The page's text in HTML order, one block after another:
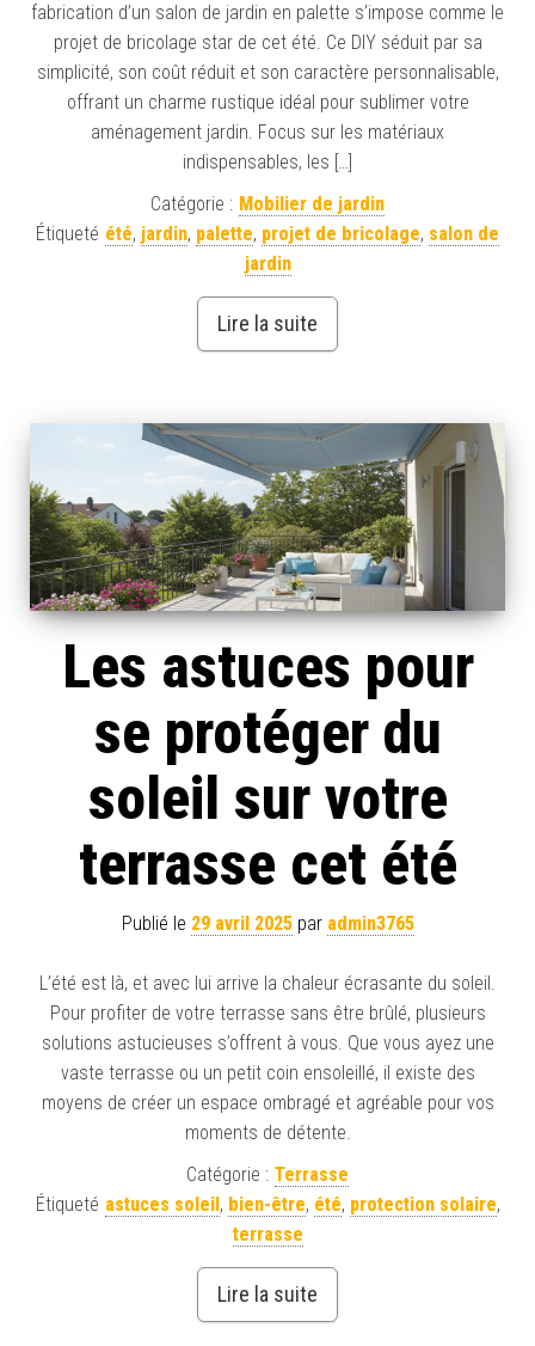
fabrication d’un salon de jardin en palette s’impose comme le
projet de bricolage star de cet été. Ce DIY séduit par sa
simplicité, son coût réduit et son caractère personnalisable,
offrant un charme rustique idéal pour sublimer votre
aménagement jardin. Focus sur les matériaux
indispensables, les […]
Catégorie : Mobilier de jardin
Étiqueté été, jardin, palette, projet de bricolage, salon de
jardin
Lire la suite
Les astuces pour
se protéger du
soleil sur votre
terrasse cet été
Publié le 29 avril 2025par admin3765
L’été est là, et avec lui arrive la chaleur écrasante du soleil.
Pour profiter de votre terrasse sans être brûlé, plusieurs
solutions astucieuses s’offrent à vous. Que vous ayez une
vaste terrasse ou un petit coin ensoleillé, il existe des
moyens de créer un espace ombragé et agréable pour vos
moments de détente.
Catégorie : Terrasse
Étiqueté astuces soleil, bien-être, été, protection solaire,
terrasse
Lire la suite